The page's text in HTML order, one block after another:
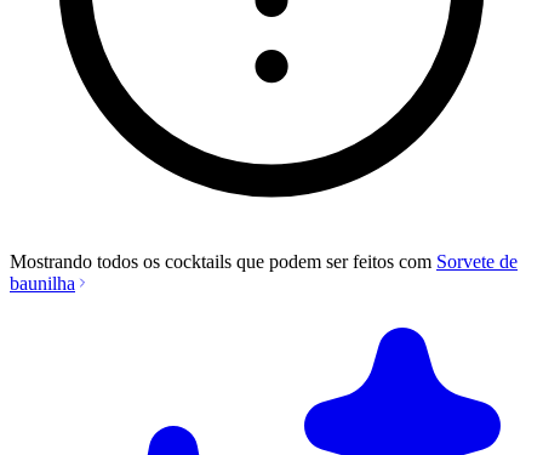
Mostrando todos os cocktails que podem ser feitos com Sorvete de
baunilha